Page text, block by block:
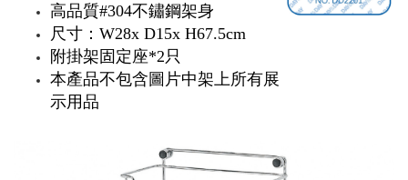
高品質#304不鏽鋼架身
尺寸：W28x D15x H67.5cm
附掛架固定座*2只
本產品不包含圖片中架上所有展
示用品